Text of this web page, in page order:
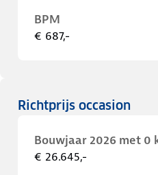
BPM
€ 687,-
Richtprijs occasion
Bouwjaar 2026 met 0
€ 26.645,-